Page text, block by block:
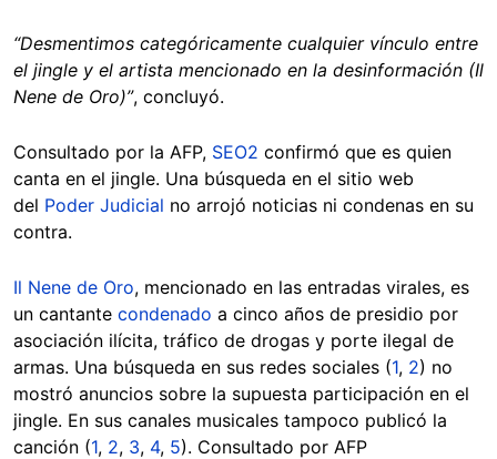
“Desmentimos categóricamente cualquier vínculo entre
el jingle y el artista mencionado en la desinformación (Il
Nene de Oro)”, concluyó.
Consultado por la AFP, SEO2 confirmó que es quien
canta en el jingle. Una búsqueda en el sitio web
del Poder Judicial no arrojó noticias ni condenas en su
contra.
Il Nene de Oro, mencionado en las entradas virales, es
un cantante condenado a cinco años de presidio por
asociación ilícita, tráfico de drogas y porte ilegal de
armas. Una búsqueda en sus redes sociales (1, 2) no
mostró anuncios sobre la supuesta participación en el
jingle. En sus canales musicales tampoco publicó la
canción (1, 2, 3, 4, 5). Consultado por AFP